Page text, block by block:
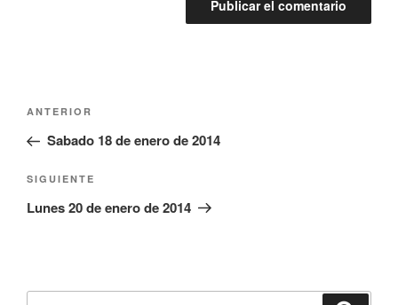
Navegación
entradas
Entrada
anterior:
ANTERIOR
Sabado 18 de enero de 2014
Siguiente
entrada
SIGUIENTE
Lunes 20 de enero de 2014